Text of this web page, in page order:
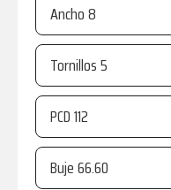
Ancho
Tornillos
PCD
Buje